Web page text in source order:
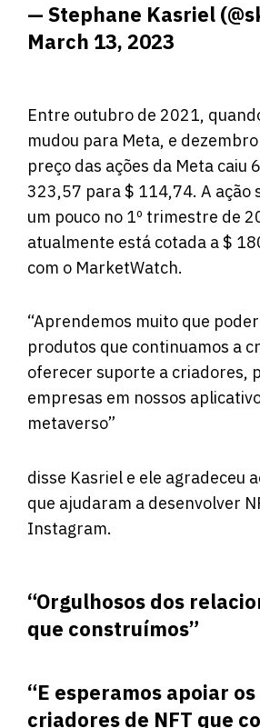
— Stephane Kasriel
March 13, 2023
Entre outubro de 2021,
mudou para Meta, e
preço das ações da Meta caiu
323,57 para $ 114,74. A ação
um pouco no 1º trimestre de
atualmente está cotada a $
com o MarketWatch.
“Aprendemos muito que
produtos que continuamos a
oferecer suporte a criadores,
empresas em nossos
metaverso”
disse Kasriel e ele agradeceu
que ajudaram a desenvolver
Instagram.
“Orgulhosos dos
que construímos”
“E esperamos apoiar
criadores de NFT que